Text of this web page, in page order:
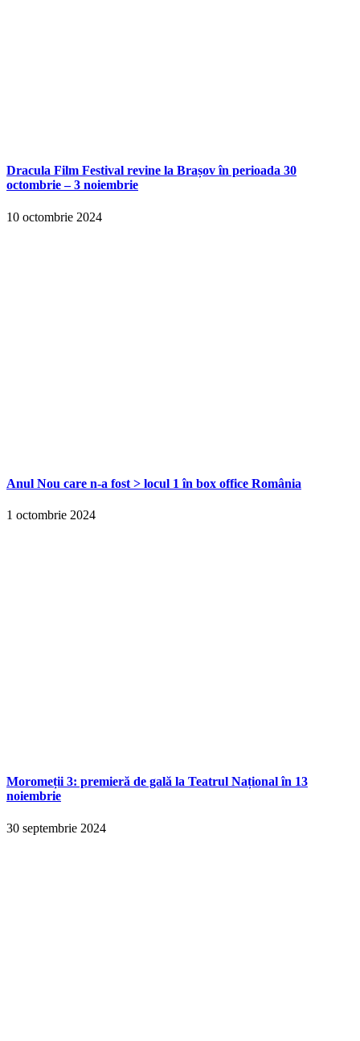
Dracula Film Festival revine la Brașov în perioada 30
octombrie – 3 noiembrie
10 octombrie 2024
Anul Nou care n-a fost > locul 1 în box office România
1 octombrie 2024
Moromeții 3: premieră de gală la Teatrul Național în 13
noiembrie
30 septembrie 2024